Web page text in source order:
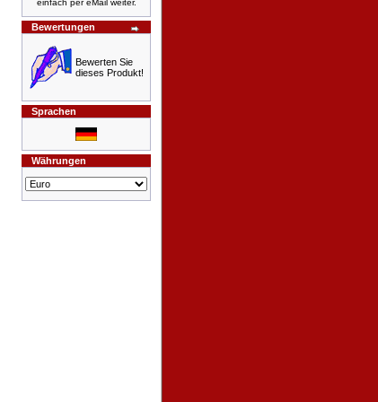
einfach per eMail weiter.
Bewertungen
Bewerten Sie
dieses Produkt!
Sprachen
Währungen